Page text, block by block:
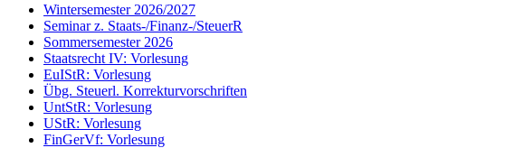
Wintersemester 2026/2027
Seminar z. Staats-/Finanz-/SteuerR
Sommersemester 2026
Staatsrecht IV: Vorlesung
EuIStR: Vorlesung
Übg. Steuerl. Korrekturvorschriften
UntStR: Vorlesung
UStR: Vorlesung
FinGerVf: Vorlesung